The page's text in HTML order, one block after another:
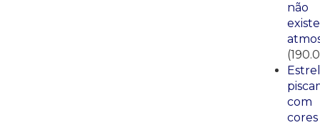
não
existe
com
cores